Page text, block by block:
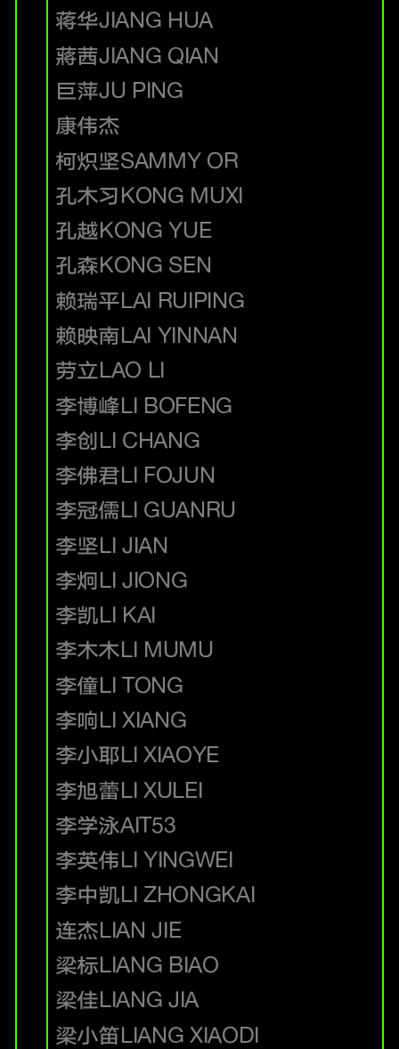
蒋华JIANG HUA
蔣茜JIANG QIAN
巨萍JU PING
康伟杰
柯炽坚SAMMY OR
孔木习KONG MUXI
孔越KONG YUE
孔森KONG SEN
赖瑞平LAI RUIPING
赖映南LAI YINNAN
劳立LAO LI
李博峰LI BOFENG
李创LI CHANG
李佛君LI FOJUN
李冠儒LI GUANRU
李坚LI JIAN
李炯LI JIONG
李凯LI KAI
李木木LI MUMU
李僮LI TONG
李响LI XIANG
李小耶LI XIAOYE
李旭蕾LI XULEI
李学泳AIT53
李英伟LI YINGWEI
李中凯LI ZHONGKAI
连杰LIAN JIE
梁标LIANG BIAO
梁佳LIANG JIA
梁小笛LIANG XIAODI